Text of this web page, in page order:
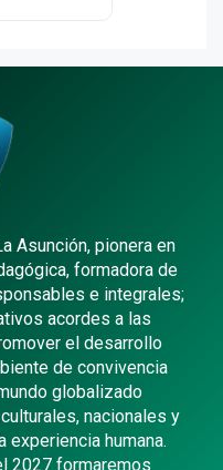
Asunción, pionera en
formadora de
e integrales;
acordes a las
el desarrollo
de convivencia
globalizado
nacionales y
experiencia humana.
2027 formaremos